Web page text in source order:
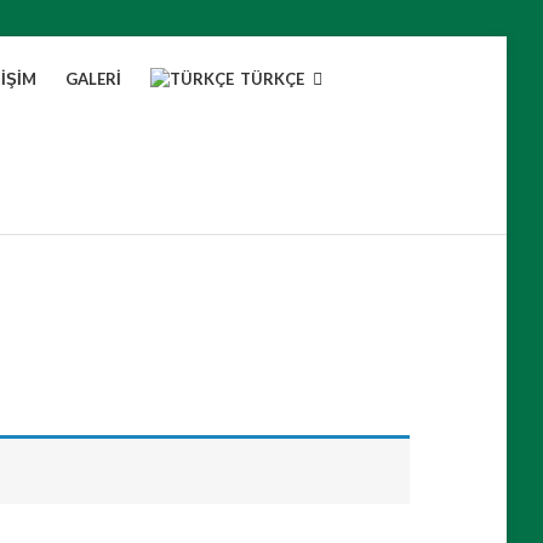
GALERI TÜRKÇE